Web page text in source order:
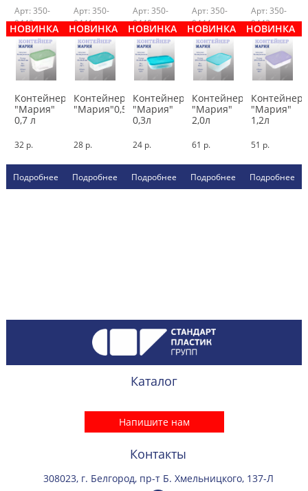
Арт: 350-
0442
НОВИНКА
Контейнер
"Мария"
0,7 л
32 р.
Подробнее
Арт: 350-
0441
НОВИНКА
Контейнер
"Мария"0,5л
28 р.
Подробнее
Арт: 350-
0440
НОВИНКА
Контейнер
"Мария"
0,3л
24 р.
Подробнее
Арт: 350-
0444
НОВИНКА
Контейнер
"Мария"
2,0л
61 р.
Подробнее
Арт: 350-
0443
НОВИНКА
Контейнер
"Мария"
1,2л
51 р.
Подробнее
Каталог
Напишите нам
Контакты
308023, г. Белгород, пр-т Б. Хмельницкого, 137-Л